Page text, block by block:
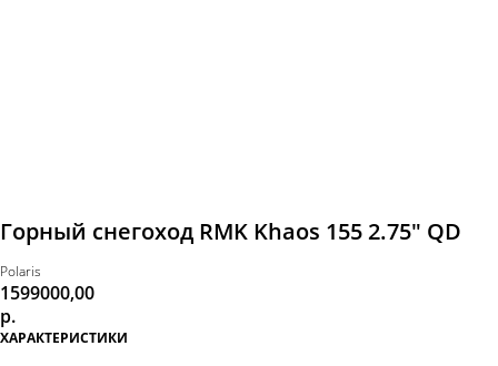
Горный снегоход RMK Khaos 155 2.75″ QD
Polaris
1599000,00
р.
ХАРАКТЕРИСТИКИ